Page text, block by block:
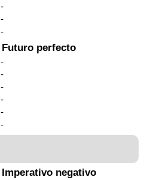
-
-
-
Futuro perfecto
-
-
-
-
-
-
Imperativo negativo